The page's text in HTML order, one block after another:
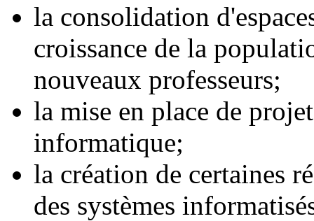
la consolidation
croissance de la
nouveaux professeurs;
la mise en place de
informatique;
la création de certaines
des systèmes